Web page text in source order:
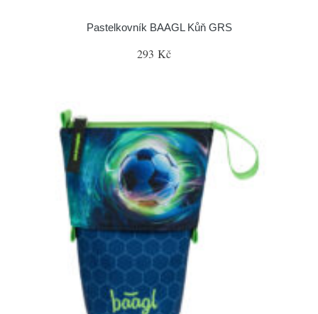
Pastelkovník BAAGL Kůň GRS
293 Kč